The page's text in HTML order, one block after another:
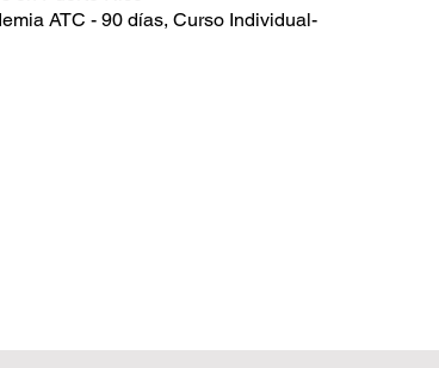
ATC - 90 días, Curso Individual-